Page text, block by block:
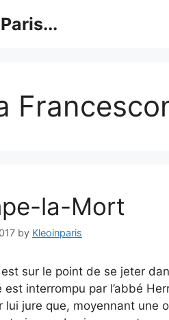
la-Mort
by Kleoinparis
est sur le point de se jeter
est interrompu par l’abbé
lui jure que, moyennant une